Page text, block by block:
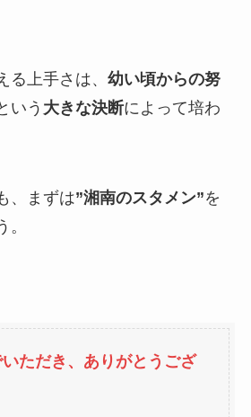
る上手さは、 幼い頃からの努
いう 大きな決断によって培わ
、まずは”湘南のスタメン”を
ただき、ありがとうござ